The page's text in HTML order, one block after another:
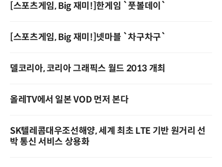
[스포츠게임, Big 재미!]한게임 `풋볼데이`
[스포츠게임, Big 재미!]넷마블 `차구차구`
델코리아, 코리아 그래픽스 월드 2013 개최
올레TV에서 일본 VOD 먼저 본다
SK텔레콤­대우조선해양, 세계 최초 LTE 기반 원거리 선
박 통신 서비스 상용화